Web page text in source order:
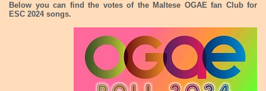
Below you can find the votes of the Maltese OGAE fan Club for
ESC 2024 songs.